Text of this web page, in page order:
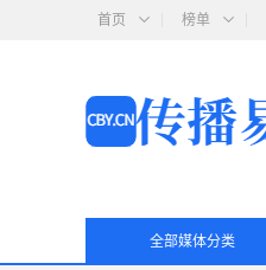
首页 榜单
全部媒体分类